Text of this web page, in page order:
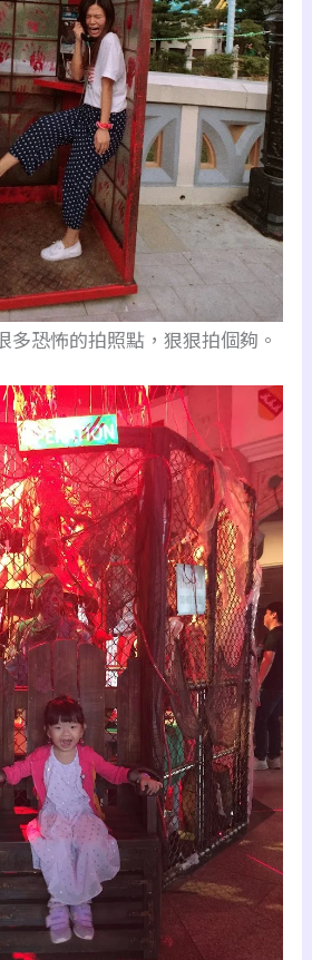
多恐怖的拍照點，狠狠拍個夠。